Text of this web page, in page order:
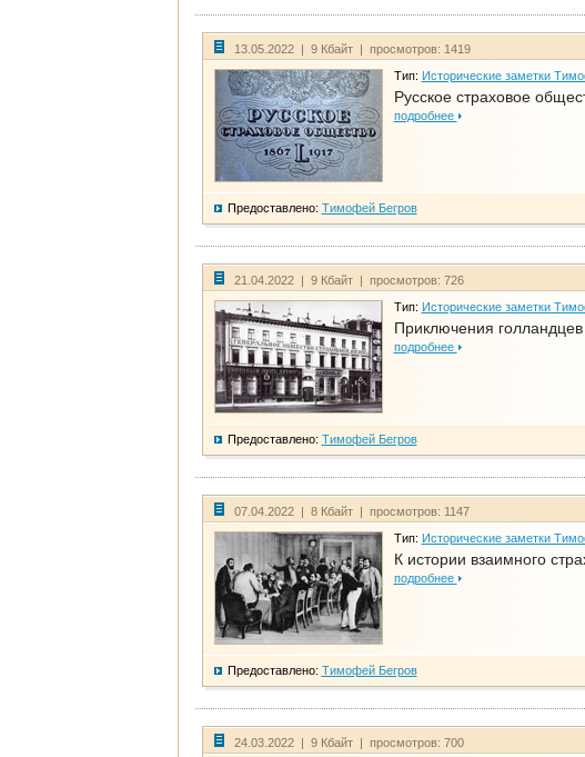
13.05.2022 | 9 Кбайт | просмотров: 1419
Тип: Исторические заметки
Русское страховое
подробнее
Предоставлено: Тимофей Бегров
21.04.2022 | 9 Кбайт | просмотров: 726
Тип: Исторические заметки
Приключения голландцев
подробнее
Предоставлено: Тимофей Бегров
07.04.2022 | 8 Кбайт | просмотров: 1147
Тип: Исторические заметки
К истории взаимного
подробнее
Предоставлено: Тимофей Бегров
24.03.2022 | 9 Кбайт | просмотров: 700